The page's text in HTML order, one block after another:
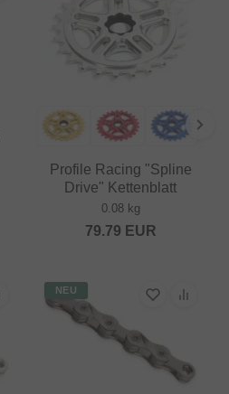
Profile Racing "Spline
Drive" Kettenblatt
0.08 kg
79.79 EUR
NEU